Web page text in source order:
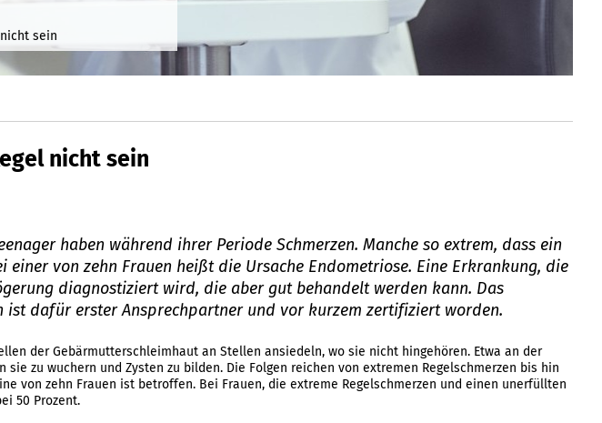
sein
nicht sein
haben während ihrer Periode Schmerzen. Manche so extrem, dass ein
einer von zehn Frauen heißt die Ursache Endometriose. Eine Erkrankung, die
diagnostiziert wird, die aber gut behandelt werden kann. Das
dafür erster Ansprechpartner und vor kurzem zertifiziert worden.
der Gebärmutterschleimhaut an Stellen ansiedeln, wo sie nicht hingehören. Etwa an der
sie zu wuchern und Zysten zu bilden. Die Folgen reichen von extremen Regelschmerzen bis hin
von zehn Frauen ist betroffen. Bei Frauen, die extreme Regelschmerzen und einen unerfüllten
50 Prozent.